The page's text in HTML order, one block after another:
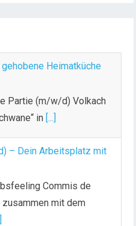
Heimatküche
Partie (m/w/d) Volkach
in [...]
– Dein Arbeitsplatz mit
Commis de
mit dem